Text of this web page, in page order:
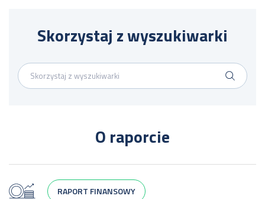
Skorzystaj z wyszukiwarki
O raporcie
RAPORT FINANSOWY